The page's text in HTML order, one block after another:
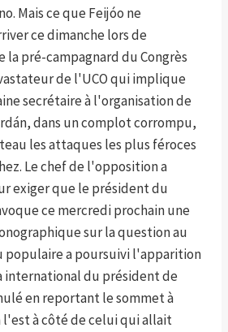
Mais ce que Feijóo ne
ce dimanche lors de
pré-campagnard du Congrès
de l'UCO qui implique
secrétaire à l'organisation de
dans un complot corrompu,
les attaques les plus féroces
Le chef de l'opposition a
exiger que le président du
ce mercredi prochain une
sur la question au
populaire a poursuivi l'apparition
international du président de
en reportant le sommet à
l'est à côté de celui qui allait